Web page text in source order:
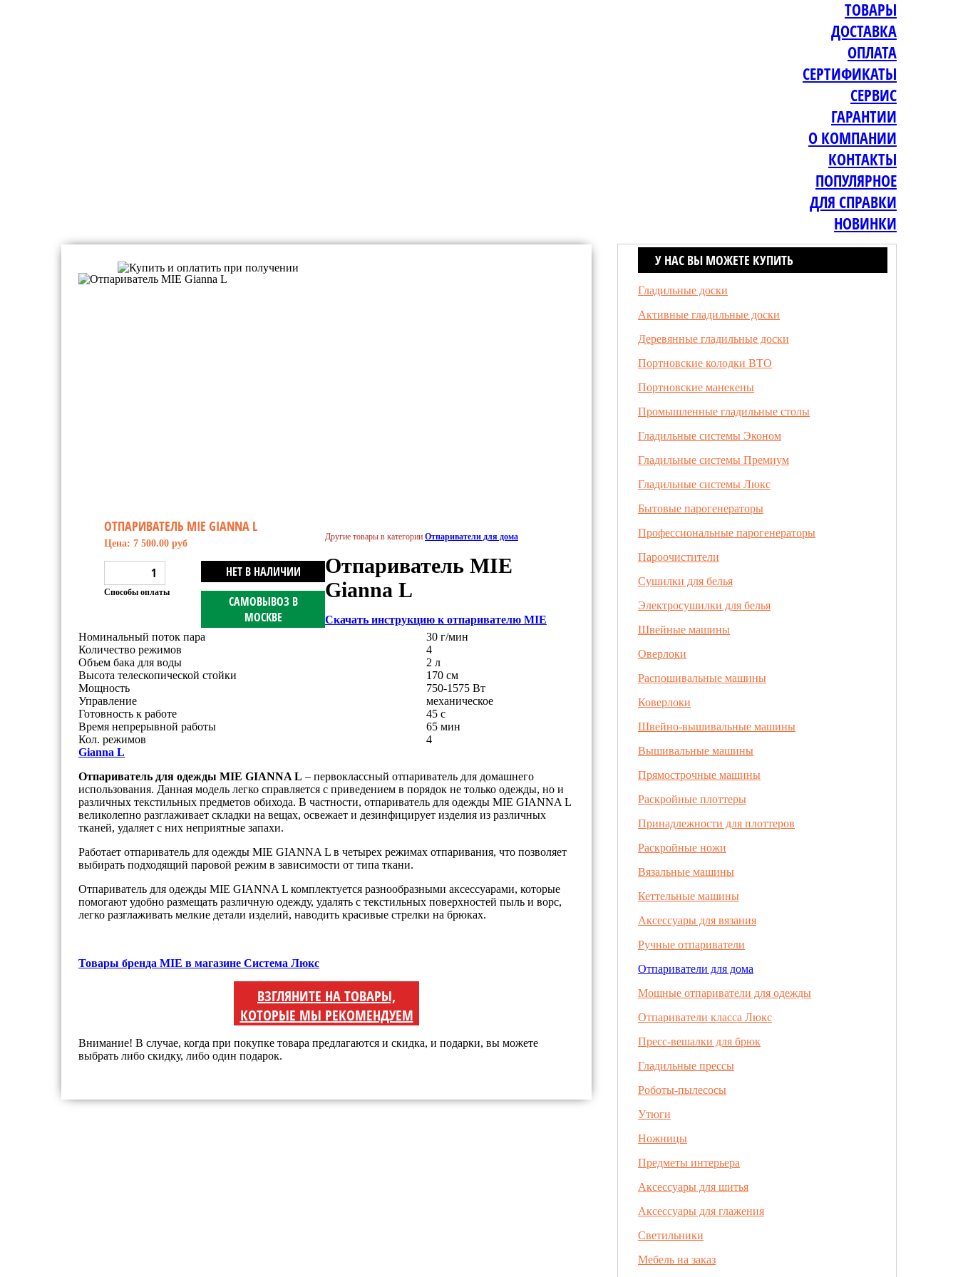
ТОВАРЫ
ДОСТАВКА
ОПЛАТА
СЕРТИФИКАТЫ
СЕРВИС
ГАРАНТИИ
О КОМПАНИИ
КОНТАКТЫ
ПОПУЛЯРНОЕ
ДЛЯ СПРАВКИ
НОВИНКИ
ОТПАРИВАТЕЛЬ MIE GIANNA L
Цена: 7 500.00 руб
НЕТ В НАЛИЧИИ
САМОВЫВОЗ В
МОСКВЕ
Способы оплаты
Номинальный поток пара
30 г/мин
Количество режимов
4
Объем бака для воды
2 л
Высота телескопической стойки
170 см
Мощность
750-1575 Вт
Управление
механическое
Готовность к работе
45 с
Время непрерывной работы
65 мин
Кол. режимов
4
Другие товары в категории Отпариватели для дома
Отпариватель MIE
Gianna L
Скачать инструкцию к отпаривателю MIE
Gianna L
Отпариватель для одежды MIE GIANNA L – первоклассный отпариватель для домашнего
использования. Данная модель легко справляется с приведением в порядок не только одежды, но и
различных текстильных предметов обихода. В частности, отпариватель для одежды MIE GIANNA L
великолепно разглаживает складки на вещах, освежает и дезинфицирует изделия из различных
тканей, удаляет с них неприятные запахи.
Работает отпариватель для одежды MIE GIANNA L в четырех режимах отпаривания, что позволяет
выбирать подходящий паровой режим в зависимости от типа ткани.
Отпариватель для одежды MIE GIANNA L комплектуется разнообразными аксессуарами, которые
помогают удобно размещать различную одежду, удалять с текстильных поверхностей пыль и ворс,
легко разглаживать мелкие детали изделий, наводить красивые стрелки на брюках.
Товары бренда MIE в магазине Система Люкс
ВЗГЛЯНИТЕ НА ТОВАРЫ,
КОТОРЫЕ МЫ РЕКОМЕНДУЕМ
Внимание! В случае, когда при покупке товара предлагаются и скидка, и подарки, вы можете
выбрать либо скидку, либо один подарок.
У НАС ВЫ МОЖЕТЕ КУПИТЬ
Гладильные доски
Активные гладильные доски
Деревянные гладильные доски
Портновские колодки ВТО
Портновские манекены
Промышленные гладильные столы
Гладильные системы Эконом
Гладильные системы Премиум
Гладильные системы Люкс
Бытовые парогенераторы
Профессиональные парогенераторы
Пароочистители
Сушилки для белья
Электросушилки для белья
Швейные машины
Оверлоки
Распошивальные машины
Коверлоки
Швейно-вышивальные машины
Вышивальные машины
Прямострочные машины
Раскройные плоттеры
Принадлежности для плоттеров
Раскройные ножи
Вязальные машины
Кеттельные машины
Аксессуары для вязания
Ручные отпариватели
Отпариватели для дома
Мощные отпариватели для одежды
Отпариватели класса Люкс
Пресс-вешалки для брюк
Гладильные прессы
Роботы-пылесосы
Утюги
Ножницы
Предметы интерьера
Аксессуары для шитья
Аксессуары для глажения
Светильники
Мебель на заказ